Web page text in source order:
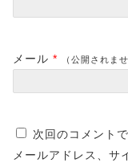
メール * （公開されませ
次回のコメント
メールアドレス、サ